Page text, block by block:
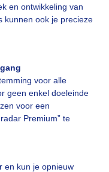
en ontwikkeling van
kunnen ook je precieze
voor alle
geen enkel doeleinde
voor een
Premium” te
en kun je opnieuw